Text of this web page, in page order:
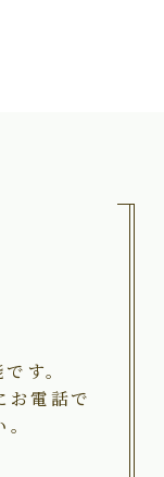
す。
お電話で